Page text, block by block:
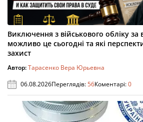
Виключення з військового обліку за
можливо це сьогодні та які
захист
Автор:Тарасенко Вера Юрьевна
06.08.2026Переглядів:56Коментарі:0